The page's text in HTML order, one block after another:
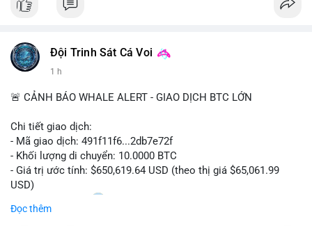
#bitcoin #btc #cryptonews
#vlikevn #titanbot
📰 Nguồn: Cointelegraph
Đội Trinh Sát Cá Voi
1 h
🚨 CẢNH BÁO WHALE ALERT - GIAO DỊCH BTC LỚN
Chi tiết giao dịch:
- Mã giao dịch: 491f11f6...2db7e72f
- Khối lượng di chuyển: 10.0000 BTC
- Giá trị ước tính: $650,619.64 USD (theo thị giá $65,061.99
USD)
- Thời gian: 11:20
Đọc thêm